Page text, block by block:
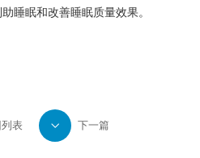
表  下一篇
睡眠和改善睡眠质量效果。